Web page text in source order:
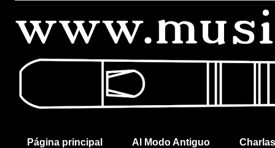
Página principal Al Modo Antiguo